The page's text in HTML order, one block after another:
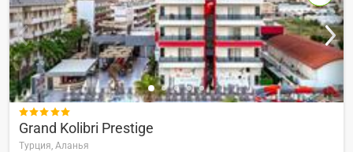

Grand Kolibri Prestige
Турция, Аланья